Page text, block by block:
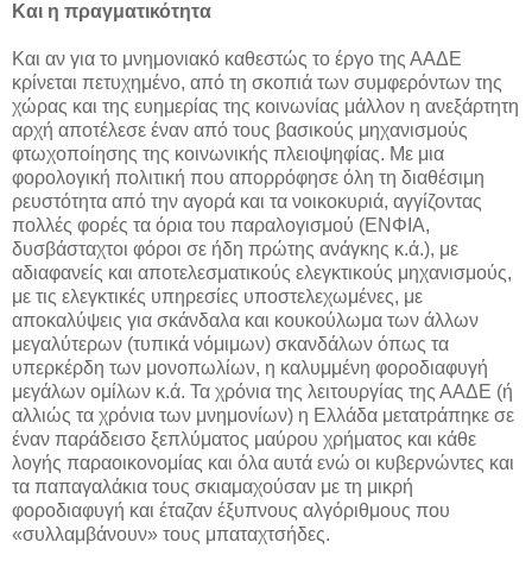
Και η πραγματικότητα
Και αν για το μνημονιακό καθεστώς το έργο της ΑΑΔΕ
κρίνεται πετυχημένο, από τη σκοπιά των συμφερόντων της
χώρας και της ευημερίας της κοινωνίας μάλλον η ανεξάρτητη
αρχή αποτέλεσε έναν από τους βασικούς μηχανισμούς
φτωχοποίησης της κοινωνικής πλειοψηφίας. Με μια
φορολογική πολιτική που απορρόφησε όλη τη διαθέσιμη
ρευστότητα από την αγορά και τα νοικοκυριά, αγγίζοντας
πολλές φορές τα όρια του παραλογισμού (ΕΝΦΙΑ,
δυσβάσταχτοι φόροι σε ήδη πρώτης ανάγκης κ.ά.), με
αδιαφανείς και αποτελεσματικούς ελεγκτικούς μηχανισμούς,
με τις ελεγκτικές υπηρεσίες υποστελεχωμένες, με
αποκαλύψεις για σκάνδαλα και κουκούλωμα των άλλων
μεγαλύτερων (τυπικά νόμιμων) σκανδάλων όπως τα
υπερκέρδη των μονοπωλίων, η καλυμμένη φοροδιαφυγή
μεγάλων ομίλων κ.ά. Τα χρόνια της λειτουργίας της ΑΑΔΕ (ή
αλλιώς τα χρόνια των μνημονίων) η Ελλάδα μετατράπηκε σε
έναν παράδεισο ξεπλύματος μαύρου χρήματος και κάθε
λογής παραοικονομίας και όλα αυτά ενώ οι κυβερνώντες και
τα παπαγαλάκια τους σκιαμαχούσαν με τη μικρή
φοροδιαφυγή και έταζαν έξυπνους αλγόριθμους που
«συλλαμβάνουν» τους μπαταχτσήδες.